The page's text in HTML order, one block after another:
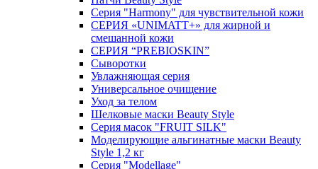
Серия "Harmony" для чувствительной кожи
СЕРИЯ «UNIMATT+» для жирной и
смешанной кожи
СЕРИЯ “PREBIOSKIN”
Сыворотки
Увлажняющая серия
Универсальное очищение
Уход за телом
Шелковые маски Beauty Style
Серия масок "FRUIT SILK"
Моделирующие альгинатные маски Beauty
Style 1,2 кг
Серия "Modellage"